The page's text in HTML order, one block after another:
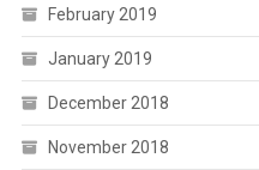
February 2019
January 2019
December 2018
November 2018